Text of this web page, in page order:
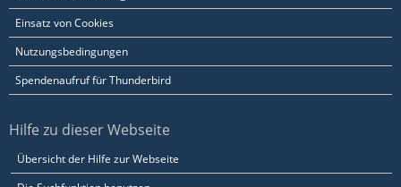
Einsatz von Cookies
Nutzungsbedingungen
Spendenaufruf für Thunderbird
Hilfe zu dieser Webseite
Übersicht der Hilfe zur Webseite